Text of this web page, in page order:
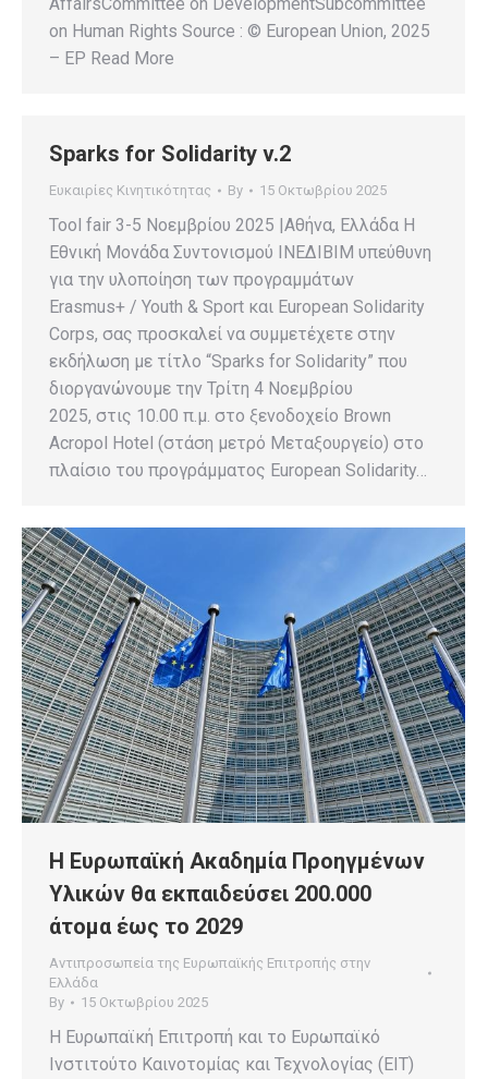
on Human Rights Source : © European Union, 2025
– EP Read More
Sparks for Solidarity v.2
Ευκαιρίες Κινητικότητας By 15 Οκτωβρίου 2025
Tool fair 3-5 Νοεμβρίου 2025 |Αθήνα, Ελλάδα Η
Εθνική Μονάδα Συντονισμού ΙΝΕΔΙΒΙΜ υπεύθυνη
για την υλοποίηση των προγραμμάτων
Erasmus+ / Youth & Sport και European Solidarity
Corps, σας προσκαλεί να συμμετέχετε στην
εκδήλωση με τίτλο “Sparks for Solidarity” που
διοργανώνουμε την Τρίτη 4 Νοεμβρίου
2025, στις 10.00 π.μ. στο ξενοδοχείο Brown
Acropol Hotel (στάση μετρό Μεταξουργείο) στο
πλαίσιο του προγράμματος European Solidarity…
Η Ευρωπαϊκή Ακαδημία Προηγμένων
Υλικών θα εκπαιδεύσει 200.000
άτομα έως το 2029
Αντιπροσωπεία της Ευρωπαϊκής Επιτροπής στην
Ελλάδα
By
15 Οκτωβρίου 2025
Η Ευρωπαϊκή Επιτροπή και το Ευρωπαϊκό
Ινστιτούτο Καινοτομίας και Τεχνολογίας (ΕΙΤ)